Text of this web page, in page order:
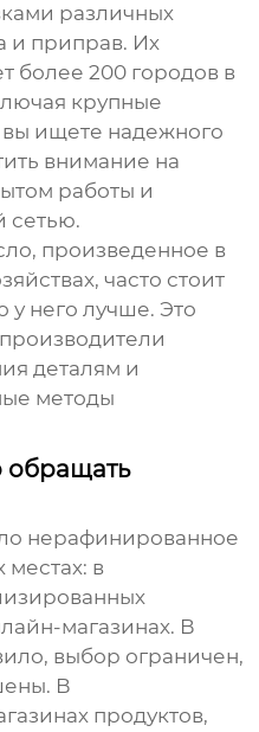
различных
и приправ. Их
более 200 городов в
крупные
ищете надежного
внимание на
работы и
сетью.
произведенное в
часто стоит
у него лучше. Это
деталям и
методы
обращать
нерафинированное
в
магазинах. В
выбор ограничен,
В
продуктов,